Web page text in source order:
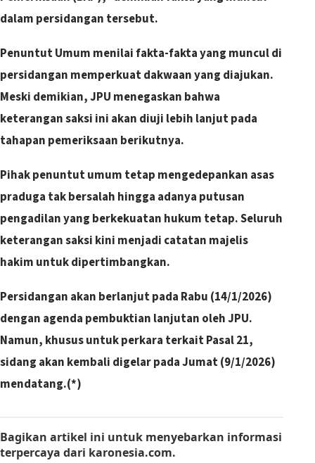
dalam persidangan tersebut.
Penuntut Umum menilai fakta-fakta yang muncul di
persidangan memperkuat dakwaan yang diajukan.
Meski demikian, JPU menegaskan bahwa
keterangan saksi ini akan diuji lebih lanjut pada
tahapan pemeriksaan berikutnya.
Pihak penuntut umum tetap mengedepankan asas
praduga tak bersalah hingga adanya putusan
pengadilan yang berkekuatan hukum tetap. Seluruh
keterangan saksi kini menjadi catatan majelis
hakim untuk dipertimbangkan.
Persidangan akan berlanjut pada Rabu (14/1/2026)
dengan agenda pembuktian lanjutan oleh JPU.
Namun, khusus untuk perkara terkait Pasal 21,
sidang akan kembali digelar pada Jumat (9/1/2026)
mendatang.(*)
Bagikan artikel ini untuk menyebarkan informasi
terpercaya dari karonesia.com.